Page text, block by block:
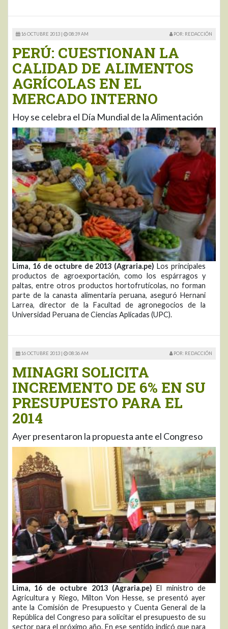
16 OCTUBRE 2013 | 08:39 AM POR: REDACCIÓN
PERÚ: CUESTIONAN LA
CALIDAD DE ALIMENTOS
AGRÍCOLAS EN EL
MERCADO INTERNO
Hoy se celebra el Día Mundial de la Alimentación
Lima, 16 de octubre de 2013 (Agraria.pe) Los principales
productos de agroexportación, como los espárragos y
paltas, entre otros productos hortofrutícolas, no forman
parte de la canasta alimentaria peruana, aseguró Hernani
Larrea, director de la Facultad de agronegocios de la
Universidad Peruana de Ciencias Aplicadas (UPC).
16 OCTUBRE 2013 | 08:36 AM POR: REDACCIÓN
MINAGRI SOLICITA
INCREMENTO DE 6% EN SU
PRESUPUESTO PARA EL
2014
Ayer presentaron la propuesta ante el Congreso
Lima, 16 de octubre 2013 (Agraria.pe) El ministro de
Agricultura y Riego, Milton Von Hesse, se presentó ayer
ante la Comisión de Presupuesto y Cuenta General de la
República del Congreso para solicitar el presupuesto de su
sector para el próximo año. En ese sentido indicó que para